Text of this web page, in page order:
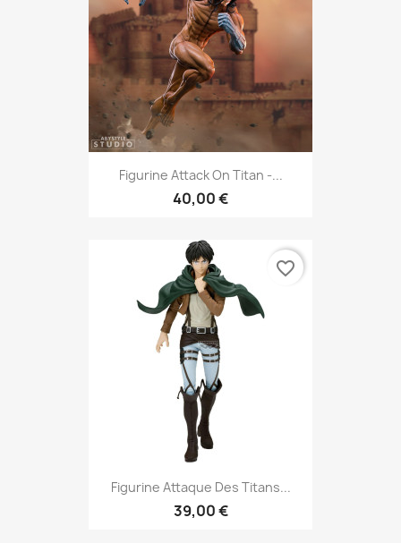
Figurine Attack On Titan -...
40,00 €
Figurine Attaque Des Titans...
39,00 €
favorite_border